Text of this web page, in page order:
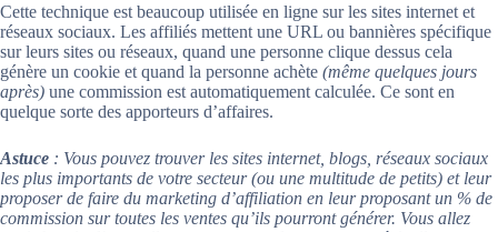
Cette technique est beaucoup utilisée en ligne sur les sites internet et
réseaux sociaux. Les affiliés mettent une URL ou bannières spécifique
sur leurs sites ou réseaux, quand une personne clique dessus cela
génère un cookie et quand la personne achète (même quelques jours
après) une commission est automatiquement calculée. Ce sont en
quelque sorte des apporteurs d’affaires.
Astuce : Vous pouvez trouver les sites internet, blogs, réseaux sociaux
les plus importants de votre secteur (ou une multitude de petits) et leur
proposer de faire du marketing d’affiliation en leur proposant un % de
commission sur toutes les ventes qu’ils pourront générer. Vous allez